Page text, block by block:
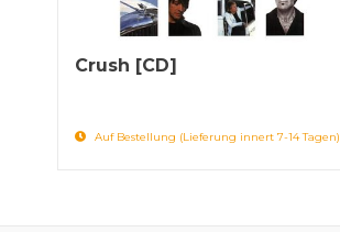
Crush [CD]
Auf Bestellung (Lieferung innert 7-14 Tagen)